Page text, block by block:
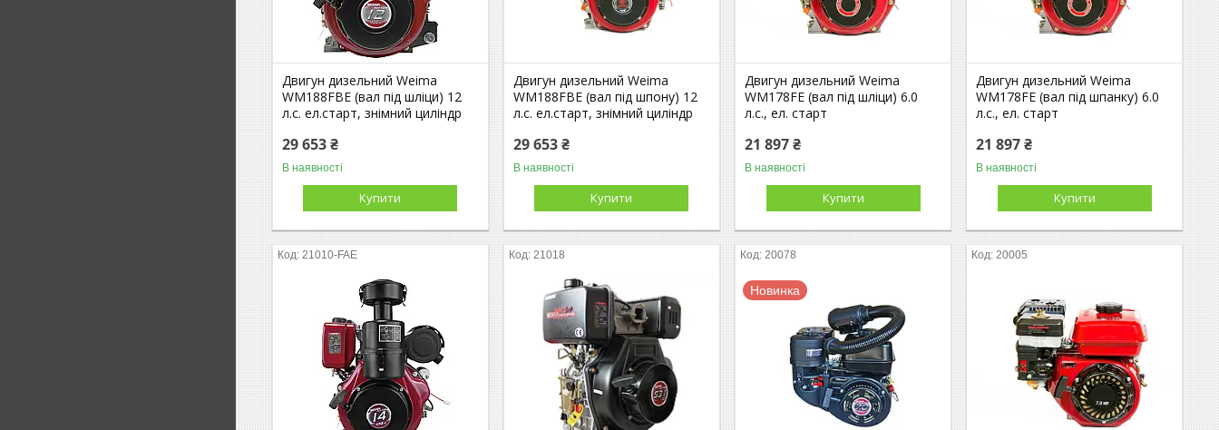
Двигун дизельний Weima
WM188FBE (вал під шліци) 12
л.с. ел.старт, знімний циліндр
29 653 ₴
В наявності
Купити
Двигун дизельний Weima
WM188FBE (вал під шпону) 12
л.с. ел.старт, знімний циліндр
29 653 ₴
В наявності
Купити
Двигун дизельний Weima
WM178FЕ (вал під шліци) 6.0
л.с., ел. старт
21 897 ₴
В наявності
Купити
Двигун дизельний Weima
WM178FЕ (вал під шпанку) 6.0
л.с., ел. старт
21 897 ₴
В наявності
Купити
21010-FAE 21018 20078
Новинка
20005